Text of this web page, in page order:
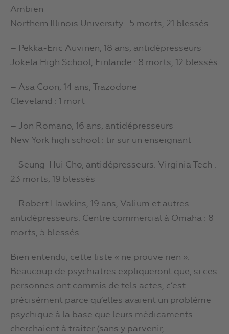
Ambien
Northern Illinois University : 5 morts, 21 blessés
– Pekka-Eric Auvinen, 18 ans, antidépresseurs
Jokela High School, Finlande : 8 morts, 12 blessés
– Asa Coon, 14 ans, Trazodone
Cleveland : 1 mort
– Jon Romano, 16 ans, antidépresseurs
New York high school : tir sur un enseignant
– Seung-Hui Cho, antidépresseurs. Virginia Tech :
23 morts, 19 blessés
– Robert Hawkins, 19 ans, Valium et autres
antidépresseurs. Centre commercial à Omaha : 8
morts, 5 blessés
Bien entendu, cette liste « ne prouve rien ».
Beaucoup de psychiatres expliqueront que, si ces
personnes ont commis de tels actes, c’est
précisément parce qu’elles avaient un problème
psychique à la base que leurs médicaments
cherchaient à traiter (sans y parvenir,